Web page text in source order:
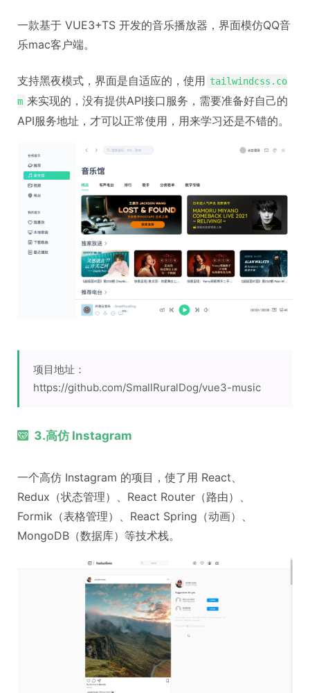
一款基于 VUE3+TS 开发的音乐播放器，界面模仿QQ音
乐mac客户端。
支持黑夜模式，界面是自适应的，使用 tailwindcss.co
m 来实现的，没有提供API接口服务，需要准备好自己的
API服务地址，才可以正常使用，用来学习还是不错的。
项目地址：
https://github.com/SmallRuralDog/vue3-music
3.高仿 Instagram
一个高仿 Instagram 的项目，使了用 React、
Redux（状态管理）、React Router（路由）、
Formik（表格管理）、React Spring（动画）、
MongoDB（数据库）等技术栈。